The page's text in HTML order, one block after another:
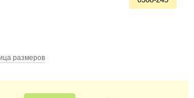
размеров